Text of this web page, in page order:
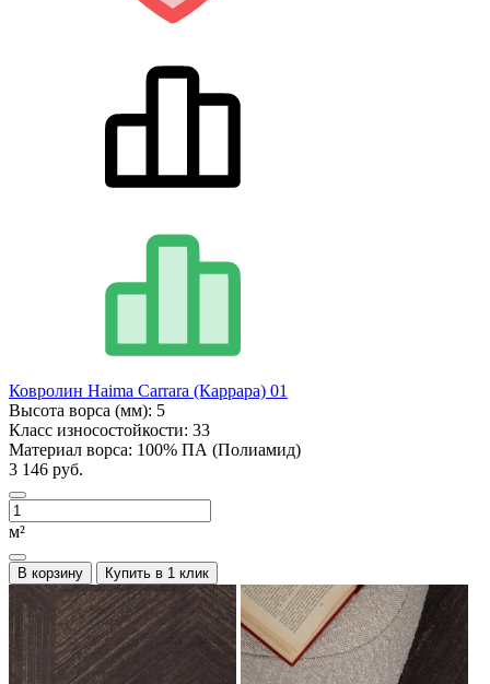
Ковролин Haima Carrara (Каррара) 01
Высота ворса (мм): 5
Класс износостойкости: 33
Материал ворса: 100% ПА (Полиамид)
3 146 руб.
м²
В корзину Купить в 1 клик